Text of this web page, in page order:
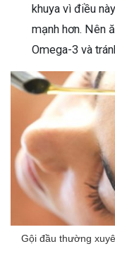
khuya vì điều
mạnh hơn. Nên
Omega-3 và
Gội đầu thường